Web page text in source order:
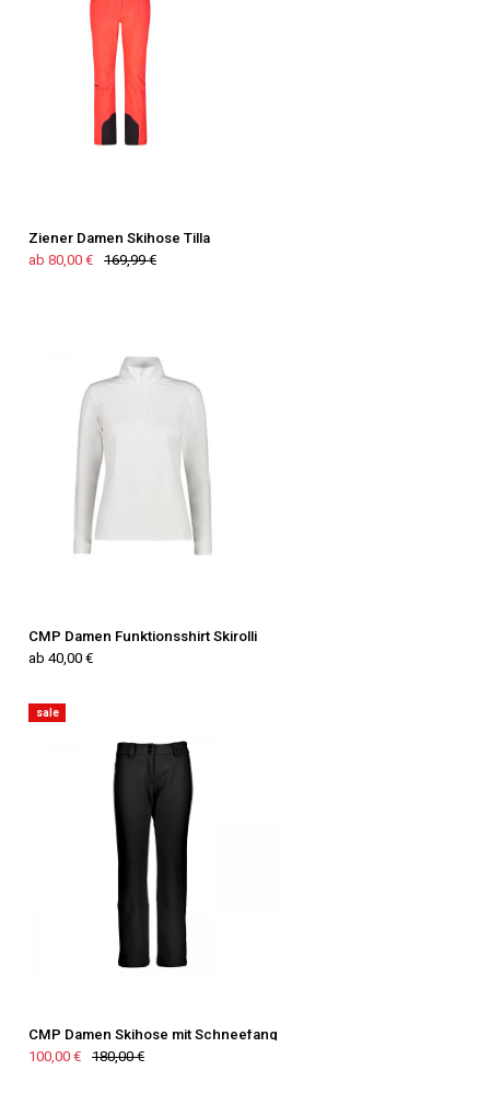
Ziener Damen Skihose Tilla
ab 80,00 €
169,99 €
CMP Damen Funktionsshirt Skirolli
ab 40,00 €
sale
CMP Damen Skihose mit Schneefang
100,00 €
180,00 €